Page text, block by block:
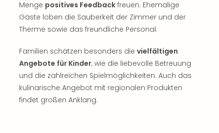
Menge positives Feedback freuen. Ehemalige
Gäste loben die Sauberkeit der Zimmer und der
Therme sowie das freundliche Personal.
Familien schätzen besonders die vielfältigen
Angebote für Kinder, wie die liebevolle Betreuung
und die zahlreichen Spielmöglichkeiten. Auch das
kulinarische Angebot mit regionalen Produkten
findet großen Anklang.